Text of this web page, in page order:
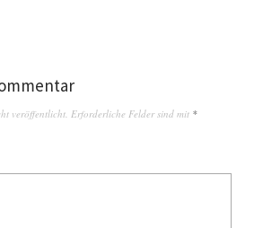
veröffentlicht. Erforderliche Felder sind mit *